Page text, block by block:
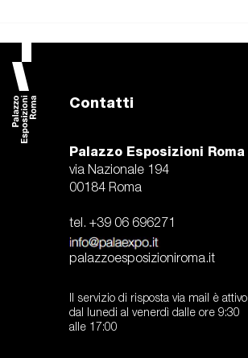
Contatti
Palazzo Esposizioni Roma
via Nazionale 194
00184 Roma
tel. +39 06 696271
palazzoesposizioniroma.it
Il servizio di risposta via mail è attivo
dal lunedi al venerdì dalle ore 9:30
alle 17:00